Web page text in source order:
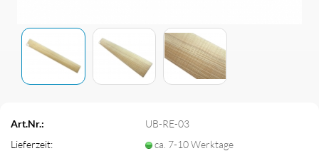
Art.Nr.:
UB-RE-03
Lieferzeit:
ca. 7-10 Werktage